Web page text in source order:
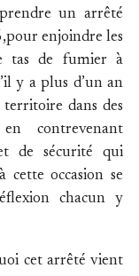
un arrêté
enjoindre les
tas de fumier à
y a plus d’un an
dans des
contrevenant
de sécurité qui
cette occasion se
chacun y
cet arrêté vient